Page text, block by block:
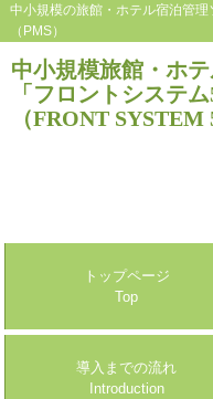
中小規模の旅館・ホテル宿泊管
（PMS）
中小規模旅館・ホ
「フロントシステム
（FRONT SYSTEM
トップページ
Top
導入までの流れ
Introduction